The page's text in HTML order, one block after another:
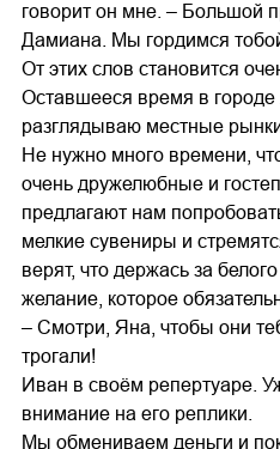
говорит он мне. – Большой
Дамиана. Мы гордимся
От этих слов становится
Оставшееся время в городе
разглядываю местные
Не нужно много времени,
очень дружелюбные и
предлагают нам
мелкие сувениры и
верят, что держась за
желание, которое
– Смотри, Яна, чтобы они
трогали!
Иван в своём репертуаре.
внимание на его реплики.
Мы обмениваем деньги и